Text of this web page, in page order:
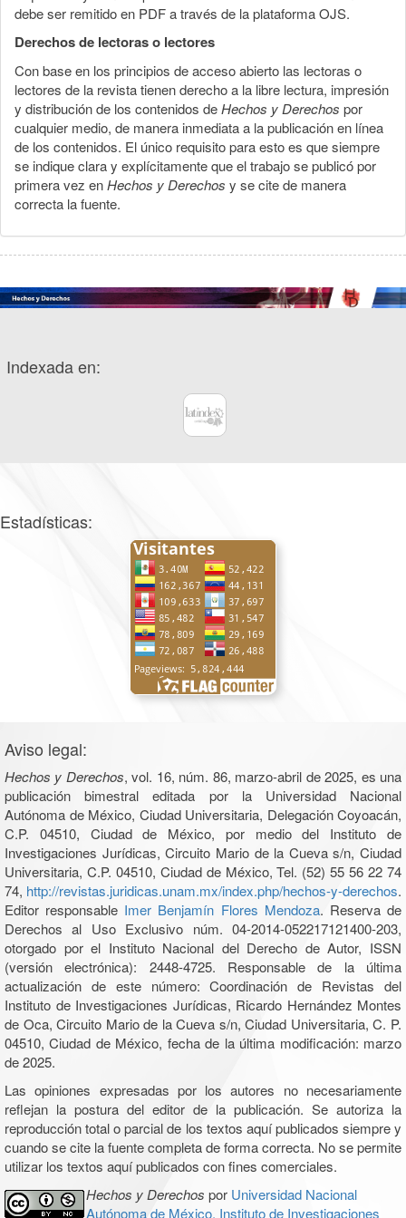
debe ser remitido en PDF a través de la plataforma OJS.
Derechos de lectoras o lectores
Con base en los principios de acceso abierto las lectoras o
lectores de la revista tienen derecho a la libre lectura, impresión
y distribución de los contenidos deHechos y Derechos por
cualquier medio, de manera inmediata a la publicación en línea
de los contenidos. El único requisito para esto es que siempre
se indique clara y explícitamente que el trabajo se publicó por
primera vez enHechos y Derechos y se cite de manera
correcta la fuente.
Indexada en:
Estadísticas:
Aviso legal:
Hechos y Derechos, vol. 16, núm. 86, marzo-abril de 2025, es una
publicación bimestral editada por la Universidad Nacional
Autónoma de México, Ciudad Universitaria, Delegación Coyoacán,
C.P. 04510, Ciudad de México, por medio del Instituto de
Investigaciones Jurídicas, Circuito Mario de la Cueva s/n, Ciudad
Universitaria, C.P. 04510, Ciudad de México, Tel. (52) 55 56 22 74
74, http://revistas.juridicas.unam.mx/index.php/hechos-y-derechos.
Editor responsable Imer Benjamín Flores Mendoza. Reserva de
Derechos al Uso Exclusivo núm. 04-2014-052217121400-203,
otorgado por el Instituto Nacional del Derecho de Autor, ISSN
(versión electrónica): 2448-4725. Responsable de la última
actualización de este número: Coordinación de Revistas del
Instituto de Investigaciones Jurídicas, Ricardo Hernández Montes
de Oca, Circuito Mario de la Cueva s/n, Ciudad Universitaria, C. P.
04510, Ciudad de México, fecha de la última modificación: marzo
de 2025.
Las opiniones expresadas por los autores no necesariamente
reflejan la postura del editor de la publicación. Se autoriza la
reproducción total o parcial de los textos aquí publicados siempre y
cuando se cite la fuente completa de forma correcta. No se permite
utilizar los textos aquí publicados con fines comerciales.
Hechos y Derechos por Universidad Nacional
Autónoma de México, Instituto de Investigaciones